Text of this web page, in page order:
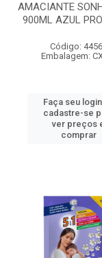
AMACIANTE
900ML AZUL
Código:
Embalagem:
Faça seu
cadastre-se
ver preços
comprar